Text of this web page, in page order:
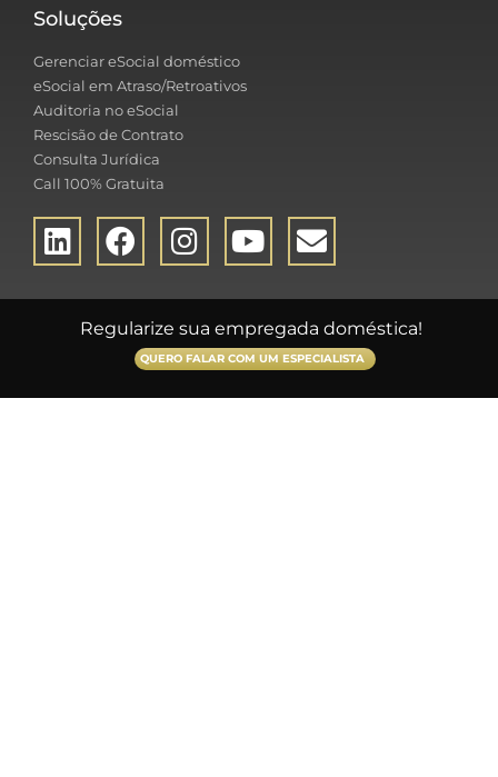
Soluções
Gerenciar eSocial doméstico
eSocial em Atraso/Retroativos
Auditoria no eSocial
Rescisão de Contrato
Consulta Jurídica
Call 100% Gratuita
Regularize sua empregada doméstica!
QUERO FALAR COM UM ESPECIALISTA